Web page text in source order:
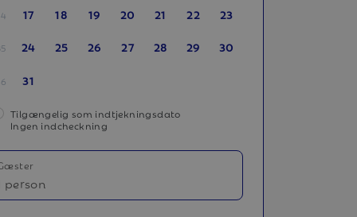
17 18 19 20 21 22 23
24 25 26 27 28 29 30
31
Tilgængelig som indtjekningsdato
Ingen indcheckning
person